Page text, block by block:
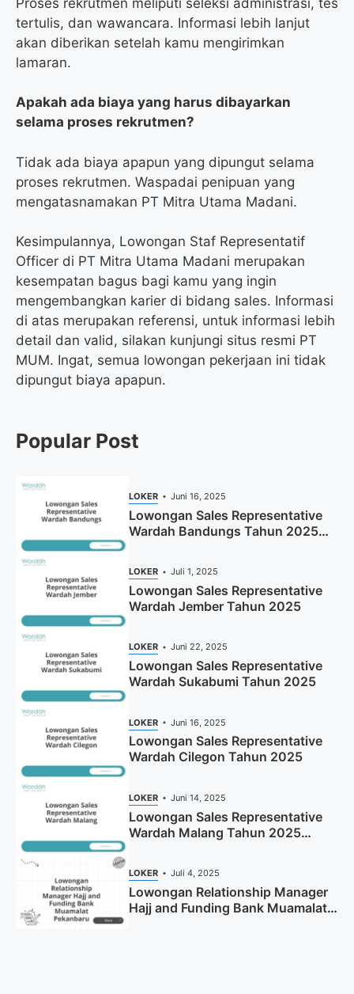
tertulis, dan wawancara. Informasi lebih lanjut
akan diberikan setelah kamu mengirimkan
lamaran.
Apakah ada biaya yang harus dibayarkan
selama proses rekrutmen?
Tidak ada biaya apapun yang dipungut selama
proses rekrutmen. Waspadai penipuan yang
mengatasnamakan PT Mitra Utama Madani.
Kesimpulannya, Lowongan Staf Representatif
Officer di PT Mitra Utama Madani merupakan
kesempatan bagus bagi kamu yang ingin
mengembangkan karier di bidang sales. Informasi
di atas merupakan referensi, untuk informasi lebih
detail dan valid, silakan kunjungi situs resmi PT
MUM. Ingat, semua lowongan pekerjaan ini tidak
dipungut biaya apapun.
Popular Post
LOKER Juni 16, 2025
Lowongan Sales Representative
Wardah Bandungs Tahun 2025
LOKER Juli 1, 2025
Lowongan Sales Representative
Wardah Jember Tahun 2025
LOKER Juni 22, 2025
Lowongan Sales Representative
Wardah Sukabumi Tahun 2025
LOKER Juni 16, 2025
Lowongan Sales Representative
Wardah Cilegon Tahun 2025
LOKER Juni 14, 2025
Lowongan Sales Representative
Wardah Malang Tahun 2025
LOKER Juli 4, 2025
Lowongan Relationship Manager
Hajj and Funding Bank Muamalat